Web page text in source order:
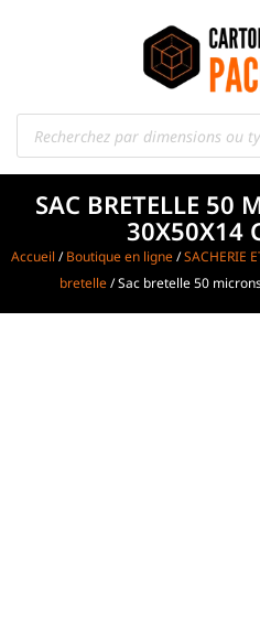
SAC BRETELLE 50
30X50X14
Accueil /Boutique en ligne/SACHERIE
bretelle/ Sac bretelle 50